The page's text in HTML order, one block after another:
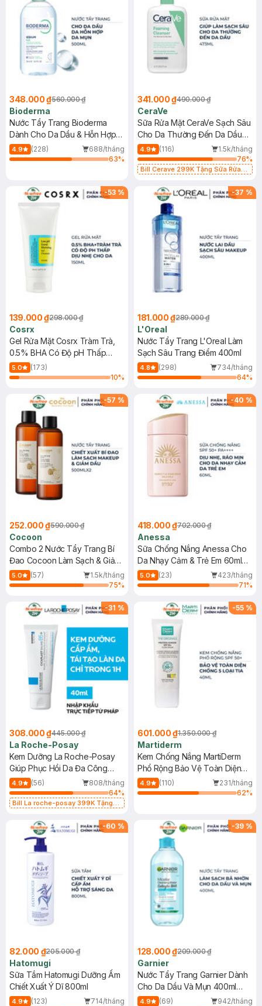
348.000 ₫560.000 ₫
Bioderma
Nước Tẩy Trang Bioderma
Dành Cho Da Dầu & Hỗn Hợp
500ml
4.9 (228)
688/tháng
63%
341.000 ₫490.000 ₫
CeraVe
Sữa Rửa Mặt CeraVe Sạch Sâu
Cho Da Thường Đến Da Dầu
473ml
4.9 (116)
1.5k/tháng
76%
Bill Cerave 299K Tặng Sữa Rửa
-53 %
139.000 ₫298.000 ₫
Cosrx
Gel Rửa Mặt Cosrx Tràm Trà,
0.5% BHA Có Độ pH Thấp
150ml
5.0
(173)
10%
-37 %
181.000 ₫289.000 ₫
L'Oreal
Nước Tẩy Trang L'Oreal Làm
Sạch Sâu Trang Điểm 400ml
4.8 (298)
734/tháng
64%
-57 %
252.000 ₫590.000 ₫
Cocoon
Combo 2 Nước Tẩy Trang Bí
Đao Cocoon Làm Sạch & Giảm
Dầu 500ml
5.0 (57)
1.5k/tháng
75%
-40 %
418.000 ₫702.000 ₫
Anessa
Sữa Chống Nắng Anessa Cho
Da Nhạy Cảm & Trẻ Em 60ml
(Mới)
5.0 (23)
423/tháng
71%
-31 %
308.000 ₫445.000 ₫
La Roche-Posay
Kem Dưỡng La Roche-Posay
Giúp Phục Hồi Da Đa Công
Dụng 40ml
4.9 (56)
808/tháng
64%
Bill La roche-posay 399K Tặng
(SL có hạn)
-55 %
601.000 ₫1.350.000 ₫
Martiderm
Kem Chống Nắng MartiDerm
Phổ Rộng Bảo Vệ Toàn Diện
40ml
4.9 (110)
231/tháng
62%
-60 %
82.000 ₫205.000 ₫
Hatomugi
Sữa Tắm Hatomugi Dưỡng Ẩm
Chiết Xuất Ý Dĩ 800ml
4.9 (123)
714/tháng
-39 %
128.000 ₫209.000 ₫
Garnier
Nước Tẩy Trang Garnier Dành
Cho Da Dầu Và Mụn 400ml
(Mới)
4.9 (69)
942/tháng